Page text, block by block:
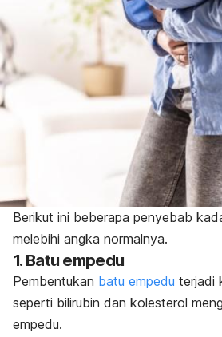
Berikut ini beberapa penyebab
melebihi angka normalnya.
1. Batu empedu
Pembentukan batu empedu terjadi
seperti bilirubin dan kolesterol
empedu.